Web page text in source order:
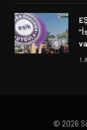
1
© 2026